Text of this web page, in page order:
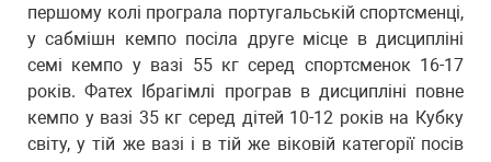
першому колі програла португальській спортсменці,
у сабмішн кемпо посіла друге місце в дисципліні
семі кемпо у вазі 55 кг серед спортсменок 16-17
років. Фатех Ібрагімлі програв в дисципліні повне
кемпо у вазі 35 кг серед дітей 10-12 років на Кубку
світу, у тій же вазі і в тій же віковій категорії посів